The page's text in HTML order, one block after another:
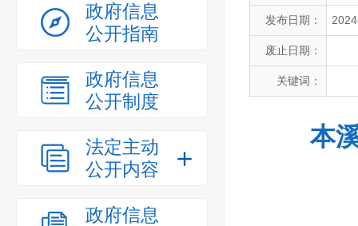
政府信息
公开指南
政府信息
公开制度
法定主动
公开内容
政府信息
发布日期：
废止日期：
关键词：
本